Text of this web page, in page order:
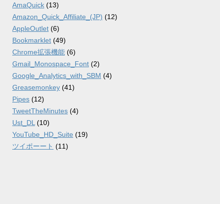
AmaQuick (13)
Amazon_Quick_Affiliate_(JP) (12)
AppleOutlet (6)
Bookmarklet (49)
Chrome拡張機能 (6)
Gmail_Monospace_Font (2)
Google_Analytics_with_SBM (4)
Greasemonkey (41)
Pipes (12)
TweetTheMinutes (4)
Ust_DL (10)
YouTube_HD_Suite (19)
ツイポーート (11)